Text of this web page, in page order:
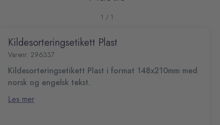
1 / 1
Kildesorteringsetikett Plast
Varenr: 296337
Kildesorteringsetikett Plast i format 148x210mm med
norsk og engelsk tekst.
Etikett i PVC materiale med screentrykk og permanent lim.
Kan brukes på innendørs og utendørs avfallsbeholdere.
Les mer